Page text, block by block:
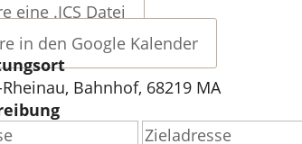
eine .ICS Datei
in den Google Kalender
Bahnhof, 68219 MA